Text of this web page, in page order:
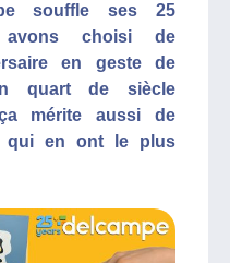
souffle ses 25
choisi de
en geste de
quart de siècle
ça mérite aussi de
qui en ont le plus